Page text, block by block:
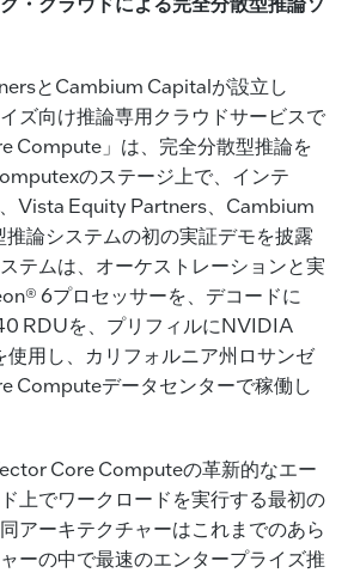
とCambium Capitalが設立し
ズ向け推論専用クラウドサービスで
Compute」は、完全分散型推論を
のステージ上で、インテ
Vista Equity Partners、Cambium
論システムの初の実証デモを披露
テムは、オーケストレーションと実
6プロセッサーを、デコードに
RDUを、プリフィルにNVIDIA
用し、カリフォルニア州ロサンゼ
Computeデータセンターで稼働し
Core Computeの革新的なエー
上でワークロードを実行する最初の
アーキテクチャーはこれまでのあら
ーの中で最速のエンタープライズ推